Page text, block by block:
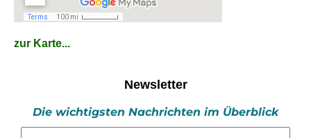
zur Karte...
Newsletter
Die wichtigsten Nachrichten im Überblick